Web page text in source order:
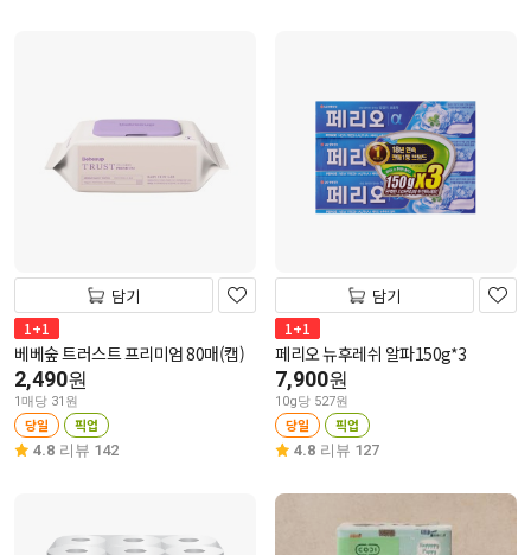
담기
1+1
베베숲 트러스트 프리미엄 80매(캡)
2,490원
1매당 31원
당일 픽업
4.8 리뷰 142
담기
1+1
페리오 뉴후레쉬 알파150g*3
7,900원
10g당 527원
당일 픽업
4.8 리뷰 127